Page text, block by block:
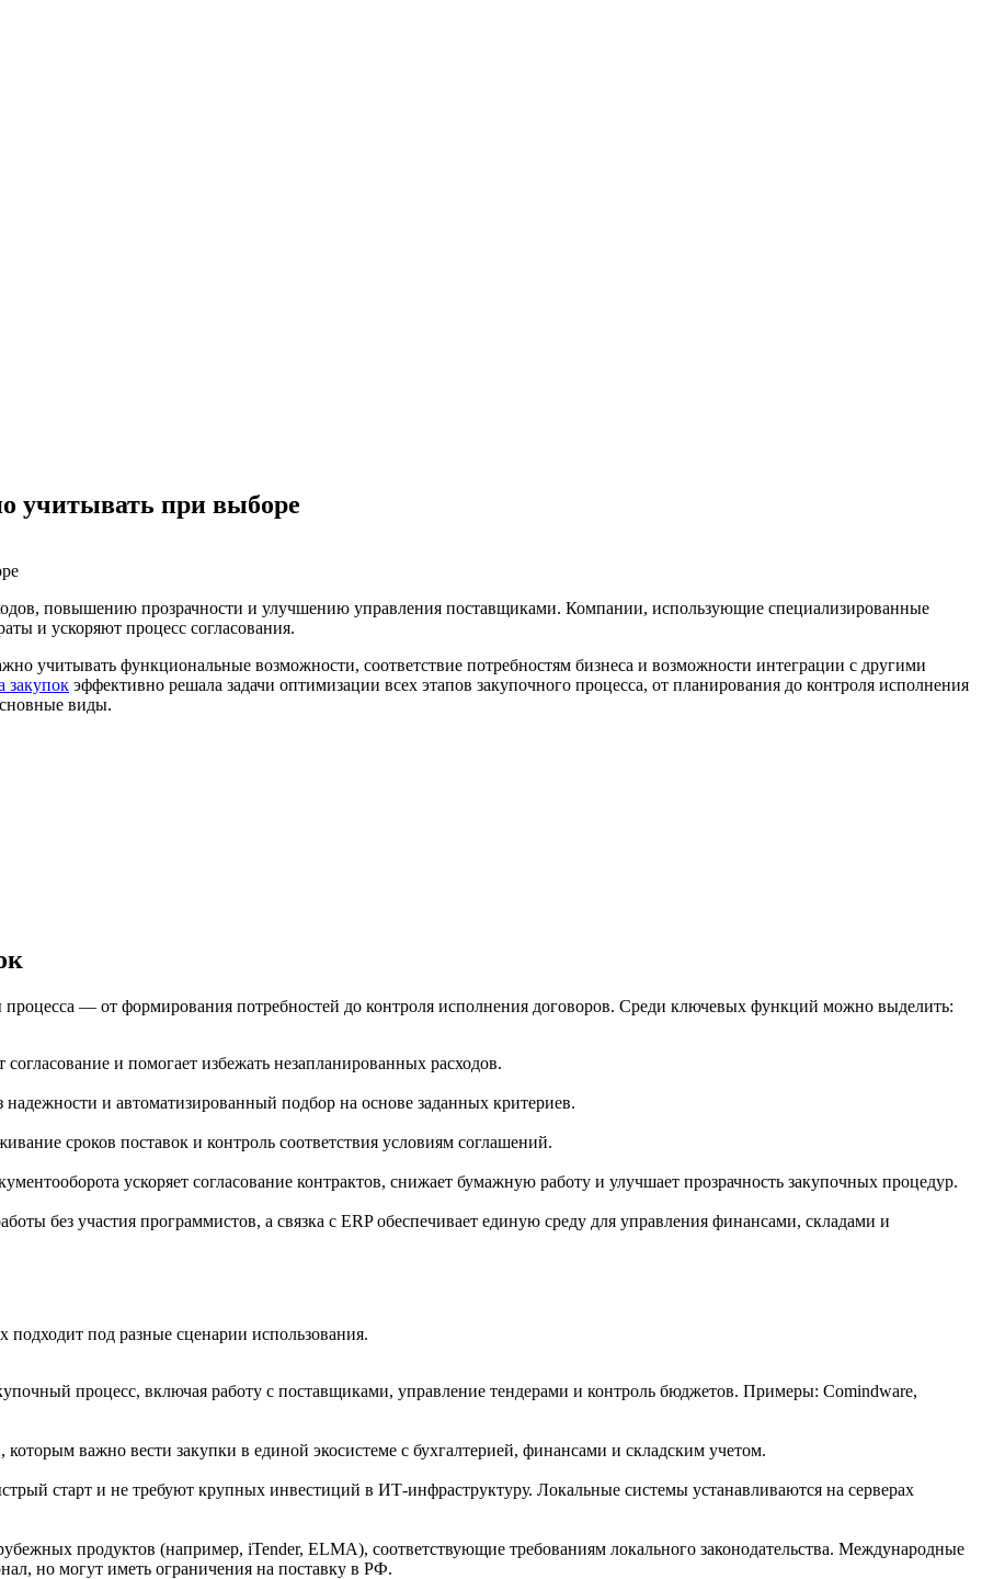
учитывать при выборе
повышению прозрачности и улучшению управления поставщиками. Компании, использующие специализированные
и ускоряют процесс согласования.
учитывать функциональные возможности, соответствие потребностям бизнеса и возможности интеграции с другими
закупок эффективно решала задачи оптимизации всех этапов закупочного процесса, от планирования до контроля исполнения
виды.
— от формирования потребностей до контроля исполнения договоров. Среди ключевых функций можно выделить:
и помогает избежать незапланированных расходов.
надежности и автоматизированный подбор на основе заданных критериев.
сроков поставок и контроль соответствия условиям соглашений.
ускоряет согласование контрактов, снижает бумажную работу и улучшает прозрачность закупочных процедур.
без участия программистов, а связка с ERP обеспечивает единую среду для управления финансами, складами и
под разные сценарии использования.
процесс, включая работу с поставщиками, управление тендерами и контроль бюджетов. Примеры: Comindware,
важно вести закупки в единой экосистеме с бухгалтерией, финансами и складским учетом.
старт и не требуют крупных инвестиций в ИТ-инфраструктуру. Локальные системы устанавливаются на серверах
продуктов (например, iTender, ELMA), соответствующие требованиям локального законодательства. Международные
но могут иметь ограничения на поставку в РФ.